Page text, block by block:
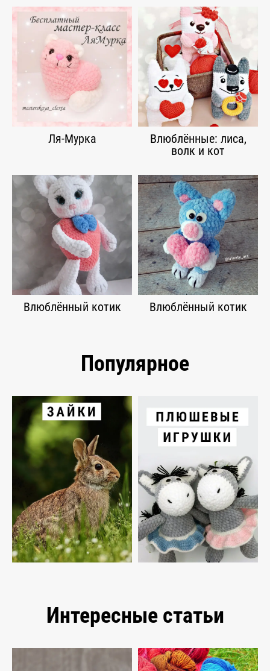
Ля-Мурка
Влюблённые: лиса,
волк и кот
Влюблённый котик Влюблённый котик
Популярное
Интересные статьи